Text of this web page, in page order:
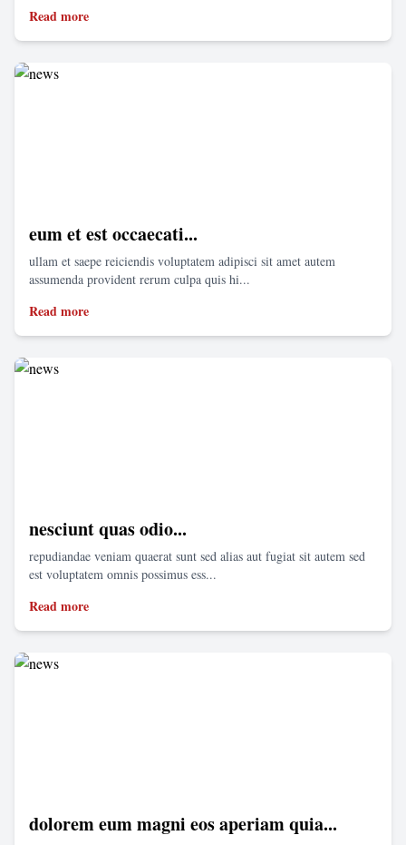
Read more
eum et est occaecati...
ullam et saepe reiciendis voluptatem adipisci sit amet autem
assumenda provident rerum culpa quis hi...
Read more
nesciunt quas odio...
repudiandae veniam quaerat sunt sed alias aut fugiat sit autem sed
est voluptatem omnis possimus ess...
Read more
dolorem eum magni eos aperiam quia...